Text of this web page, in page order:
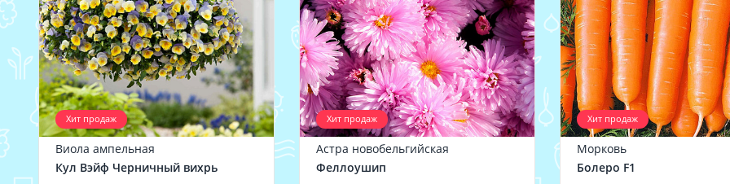
Хит продаж
Виола ампельная
Кул Вэйф Черничный вихрь
Хит продаж
Астра новобельгийская
Феллоушип
Хит продаж
Морковь
Болеро F1